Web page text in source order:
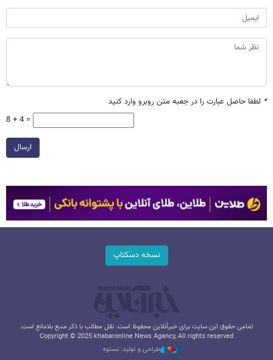
* لطفا حاصل عبارت را در جعبه متن روبرو وارد کنید
8 + 4 =
ارسال
نسخه دسکتاپ
تمامی حقوق این سایت برای خبرآنلاین محفوظ است. نقل مطالب با ذکر منبع بلامانع است.
Copyright © 2025 khabaronline News Agancy, All rights reserved
طراحی و تولید: نستوه